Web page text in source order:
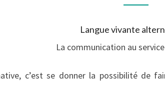
DE
Langue vivante
La communication au
c’est se donner la possibilité de